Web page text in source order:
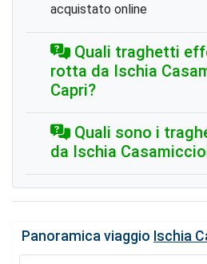
acquistato online
Quali traghetti
rotta da Ischia
Capri?
Quali sono i
da Ischia
Panoramica viaggio Ischia